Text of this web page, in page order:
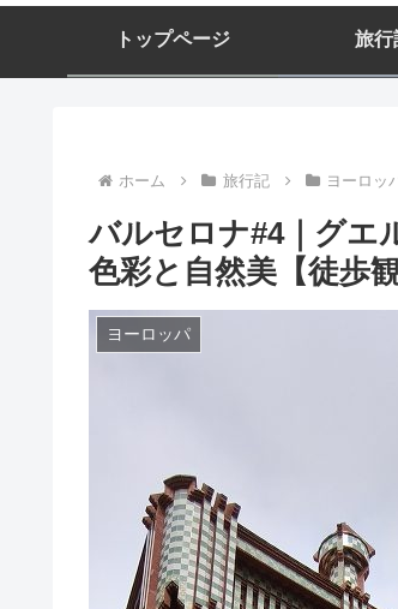
トップページ 旅行
ホーム 旅行記 ヨーロッ
バルセロナ#4｜グエ
色彩と自然美【徒歩
ヨーロッパ